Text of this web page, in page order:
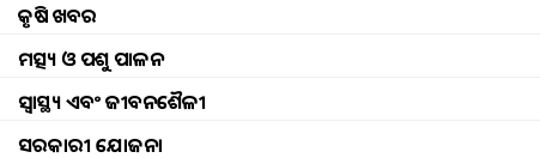
କୃଷି ଖବର
ମତ୍ସ୍ୟ ଓ ପଶୁ ପାଳନ
ସ୍ୱାସ୍ଥ୍ୟ ଏବଂ ଜୀବନଶୈଳୀ
ସରକାରୀ ଯୋଜନା